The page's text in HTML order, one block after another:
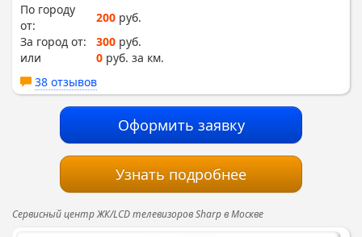
По городу
от:
200 руб.
За город от:
300 руб.
или
0 руб. за км.
38 отзывов
Оформить заявку
Узнать подробнее
Сервисный центр ЖК/LCD телевизоров Sharp в Москве